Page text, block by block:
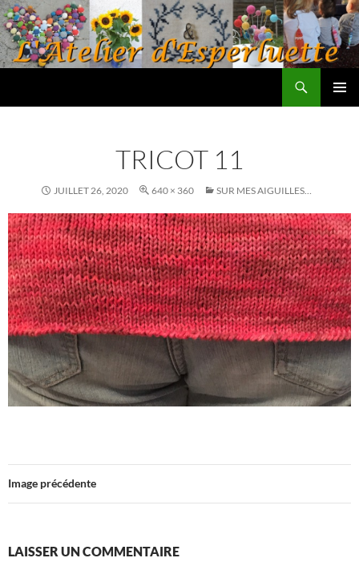
Aller
au
contenu
TRICOT 11
JUILLET 26, 2020 640 × 360 SUR MES AIGUILLES…
Image précédente
LAISSER UN COMMENTAIRE